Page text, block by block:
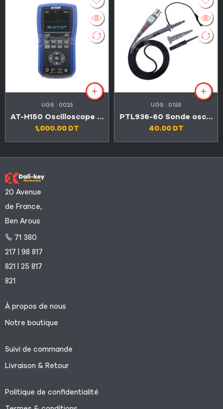
UGS : 0025
AT-H150 Oscilloscope numérique portable de haute qualité
1,000.00 DT
UGS : 0153
PTL936-60 Sonde oscilloscope
40.00 DT
20 Avenue
de France,
Ben Arous
71 380
217 | 98 817
821 | 25 817
821
À propos de nous
Notre boutique
Suivi de commande
Livraison & Retour
Politique de confidentialité